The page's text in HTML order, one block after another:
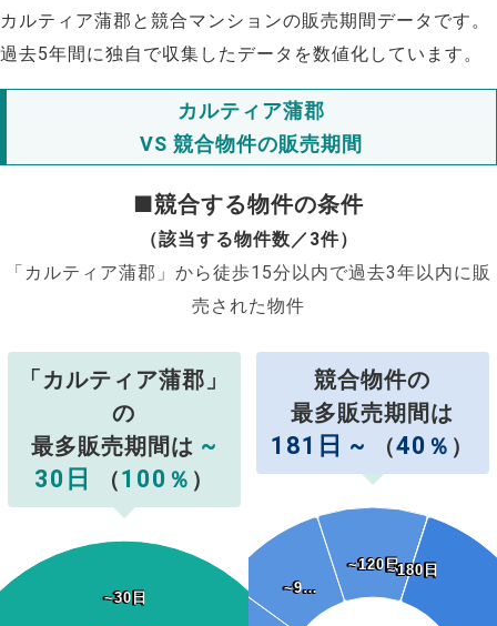
カルティア蒲郡と競合マンションの販売期間データです。
過去5年間に独自で収集したデータを数値化しています。
カルティア蒲郡
VS 競合物件の販売期間
■競合する物件の条件
（該当する物件数／3件）
「カルティア蒲郡」から徒歩15分以内で過去3年以内に販
売された物件
「カルティア蒲郡」
の
最多販売期間は ~
30日
（100 ％ ）
~30日
~30日
競合物件の
最多販売期間は
181日 ~ （40 ％ ）
~9…
~9…
~120日
~120日~150日
~150日
~180日
~180日